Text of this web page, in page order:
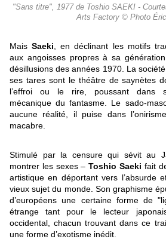
"Sans titre", 1977 de Toshio SAEKI -
Arts Factory © Photo
MaisSaeki , en déclinant les motifs
aux angoisses propres à sa
désillusions des années 1970. La
ses tares sont le théâtre de saynètes
l’effroi ou le rire, poussant dans
mécanique du fantasme. Le sado-
aucune réalité, il puise dans
macabre.
Stimulé par la censure qui sévit au
montrer les sexes –Toshio Saeki fait
artistique en déportant vers l’absurde
vieux sujet du monde. Son graphisme
d’européens une certaine forme de
étrange tant pour le lecteur
occidental, chacun trouvant dans ce
une forme d’exotisme inédit.